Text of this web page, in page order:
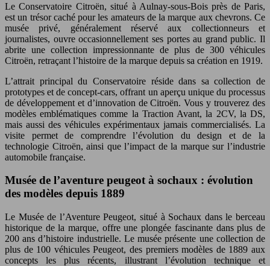
Le Conservatoire Citroën, situé à Aulnay-sous-Bois près de Paris,
est un trésor caché pour les amateurs de la marque aux chevrons. Ce
musée privé, généralement réservé aux collectionneurs et
journalistes, ouvre occasionnellement ses portes au grand public. Il
abrite une collection impressionnante de plus de 300 véhicules
Citroën, retraçant l’histoire de la marque depuis sa création en 1919.
L’attrait principal du Conservatoire réside dans sa collection de
prototypes et de concept-cars, offrant un aperçu unique du processus
de développement et d’innovation de Citroën. Vous y trouverez des
modèles emblématiques comme la Traction Avant, la 2CV, la DS,
mais aussi des véhicules expérimentaux jamais commercialisés. La
visite permet de comprendre l’évolution du design et de la
technologie Citroën, ainsi que l’impact de la marque sur l’industrie
automobile française.
Musée de l’aventure peugeot à sochaux : évolution
des modèles depuis 1889
Le Musée de l’Aventure Peugeot, situé à Sochaux dans le berceau
historique de la marque, offre une plongée fascinante dans plus de
200 ans d’histoire industrielle. Le musée présente une collection de
plus de 100 véhicules Peugeot, des premiers modèles de 1889 aux
concepts les plus récents, illustrant l’évolution technique et